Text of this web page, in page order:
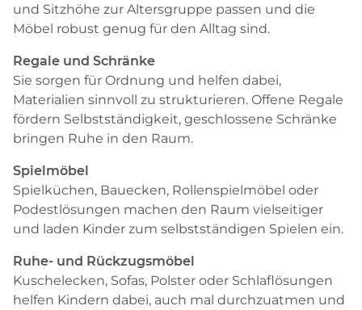
und Sitzhöhe zur Altersgruppe passen und die
Möbel robust genug für den Alltag sind.
Regale und Schränke
Sie sorgen für Ordnung und helfen dabei,
Materialien sinnvoll zu strukturieren. Offene Regale
fördern Selbstständigkeit, geschlossene Schränke
bringen Ruhe in den Raum.
Spielmöbel
Spielküchen, Bauecken, Rollenspielmöbel oder
Podestlösungen machen den Raum vielseitiger
und laden Kinder zum selbstständigen Spielen ein.
Ruhe- und Rückzugsmöbel
Kuschelecken, Sofas, Polster oder Schlaflösungen
helfen Kindern dabei, auch mal durchzuatmen und